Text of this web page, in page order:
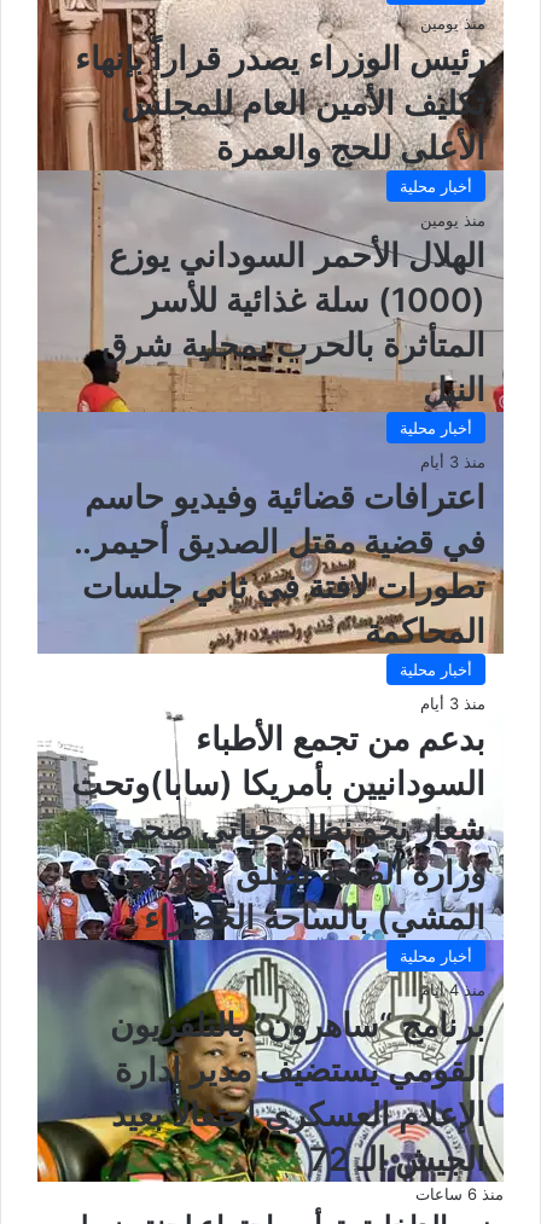
منذ يومين
رئيس الوزراء يصدر قراراً بإنهاء
تكليف الأمين العام للمجلس
الأعلى للحج والعمرة
أخبار محلية
منذ يومين
الهلال الأحمر السوداني يوزع
(1000) سلة غذائية للأسر
المتأثرة بالحرب بمحلية شرق
النيل
أخبار محلية
منذ 3 أيام
اعترافات قضائية وفيديو حاسم
في قضية مقتل الصديق أحيمر..
تطورات لافتة في ثاني جلسات
المحاكمة
أخبار محلية
منذ 3 أيام
بدعم من تجمع الأطباء
السودانيين بأمريكا (سابا)وتحت
شعار نحو نظام حياتي صحي-
وزارة الصحة تطلق (ماراثون
المشي) بالساحة الخضراء
أخبار محلية
منذ 4 أيام
برنامج “ساهرون” بالتلفزيون
القومي يستضيف مدير إدارة
الإعلام العسكري احتفالاً بعيد
الجيش الـ 72
منذ 6 ساعات